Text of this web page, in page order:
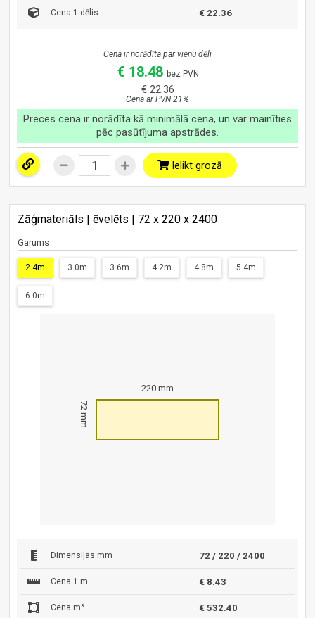
Cena 1 dēlis € 22.36
Cena ir norādīta par vienu dēli
€ 18.48 bez PVN
€ 22.36
Cena ar PVN 21%
Preces cena ir norādīta kā minimālā cena, un var mainīties
pēc pasūtījuma apstrādes.
Ielikt grozā
Zāģmateriāls | ēvelēts | 72 x 220 x 2400
Garums
2.4m 3.0m 3.6m 4.2m 4.8m 5.4m
6.0m
220 mm
72 mm
Dimensijas mm 72 / 220 / 2400
Cena 1 m € 8.43
Cena m³ € 532.40